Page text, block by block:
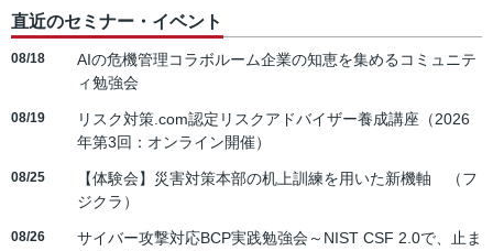
直近のセミナー・イベント
08/18
AIの危機管理コラボルーム企業の知恵を集めるコミュニテ
ィ勉強会
08/19
リスク対策.com認定リスクアドバイザー養成講座（2026
年第3回：オンライン開催）
08/25
【体験会】災害対策本部の机上訓練を用いた新機軸 （フ
ジクラ）
08/26
サイバー攻撃対応BCP実践勉強会～NIST CSF 2.0で、止ま